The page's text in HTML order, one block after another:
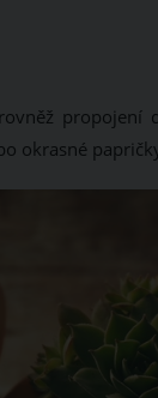
okrasné